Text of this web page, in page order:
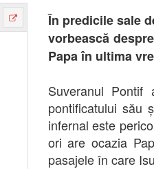
În predicile sale
vorbească
Papa în ultima
Suveranul
pontificatului său
infernal este
ori are ocazia
pasajele în care